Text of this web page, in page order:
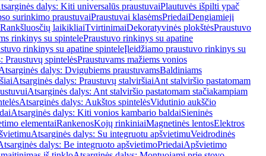
dalys: Kiti universalūs praustuvaiPlautuvės išpilti ypač
surinkimo praustuvaiPraustuvai klasėmsPriedaiDengiamieji
Rankšluosčių laikikliaiTvirtinimaiDekoratyvinės plokštėsPraustuvo
rinkinys su spintelePraustuvo rinkinys su apatine
rinkinys su apatine spinteleĮleidžiamo praustuvo rinkinys su
Praustuvų spintelėsPraustuvams mažiems vonios
dalys: Dvigubiems praustuvamsBaldiniams
Atsarginės dalys: Praustuvų stalviršiaiAnt stalviršio pastatomam
Atsarginės dalys: Ant stalviršio pastatomam stačiakampiam
Atsarginės dalys: Aukštos spintelėsVidutinio aukščio
Atsarginės dalys: Kiti vonios kambario baldaiSieninės
elementaiRankenosKojų rinkiniaiMagnetinės lentosElektros
Atsarginės dalys: Su integruotu apšvietimuVeidrodinės
dalys: Be integruoto apšvietimoPriedaiApšvietimo